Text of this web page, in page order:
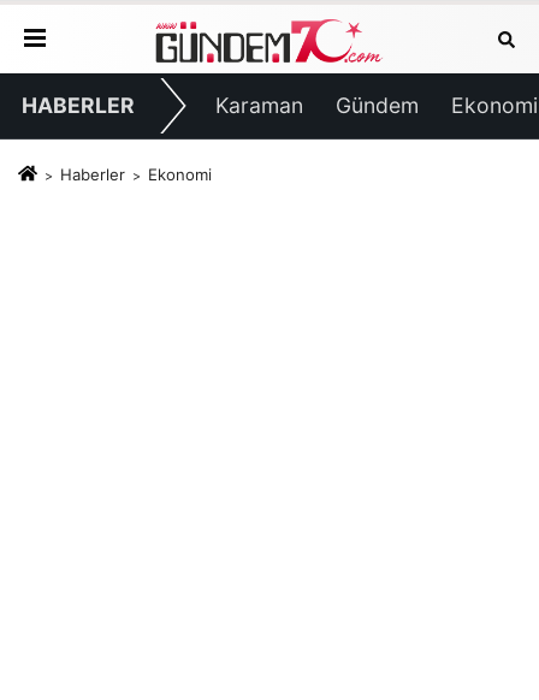
HABERLER Karaman Gündem Ekonomi
Haberler Ekonomi